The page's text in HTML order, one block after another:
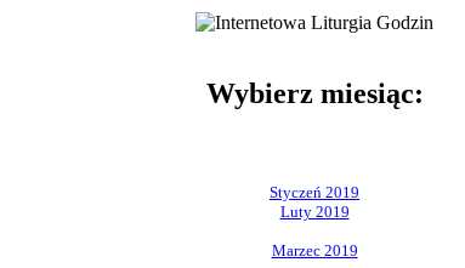
Wybierz miesiąc:
Styczeń 2019
Luty 2019
Marzec 2019